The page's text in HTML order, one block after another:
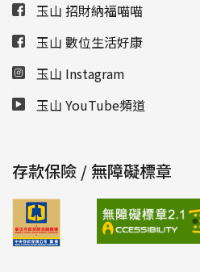
玉山 招財納福喵喵
玉山 數位生活好康
玉山 Instagram
玉山 YouTube頻道
存款保險 / 無障礙標章